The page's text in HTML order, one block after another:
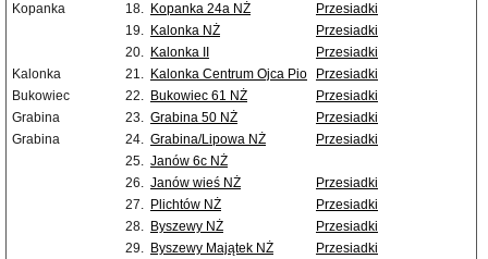
Kopanka
18. Kopanka 24a NŻ
Przesiadki
19. Kalonka NŻ
Przesiadki
20. Kalonka II
Przesiadki
Kalonka
21. Kalonka Centrum Ojca Pio
Przesiadki
Bukowiec
22. Bukowiec 61 NŻ
Przesiadki
Grabina
23. Grabina 50 NŻ
Przesiadki
Grabina
24. Grabina/Lipowa NŻ
Przesiadki
25. Janów 6c NŻ
26. Janów wieś NŻ
Przesiadki
27. Plichtów NŻ
Przesiadki
28. Byszewy NŻ
Przesiadki
29. Byszewy Majątek NŻ
Przesiadki